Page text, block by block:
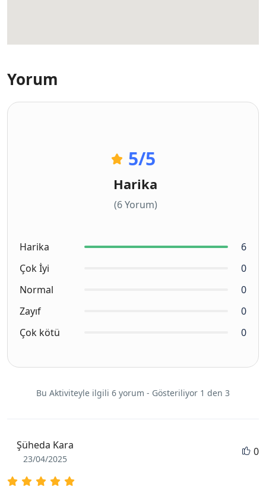
Yorum
5/5
Harika
(6 Yorum)
Harika
6
Çok İyi
0
Normal
0
Zayıf
0
Çok kötü
0
Bu Aktiviteyle ilgili 6 yorum - Gösteriliyor 1 den 3
Şüheda Kara
23/04/2025
0